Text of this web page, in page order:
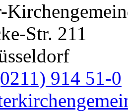
Str. 211
914 51-0